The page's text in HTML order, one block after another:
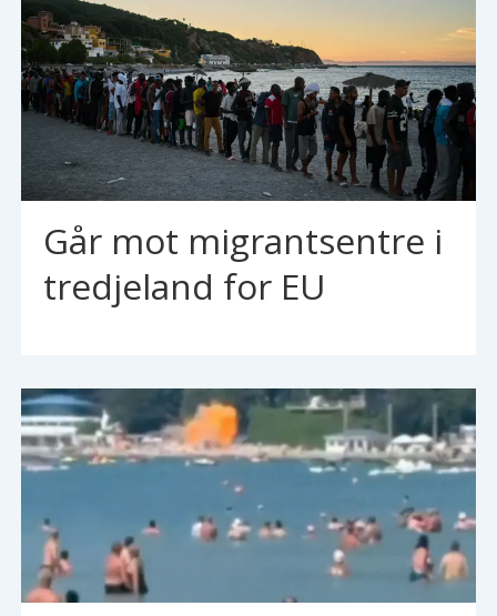
Går mot migrantsentre i
tredjeland for EU